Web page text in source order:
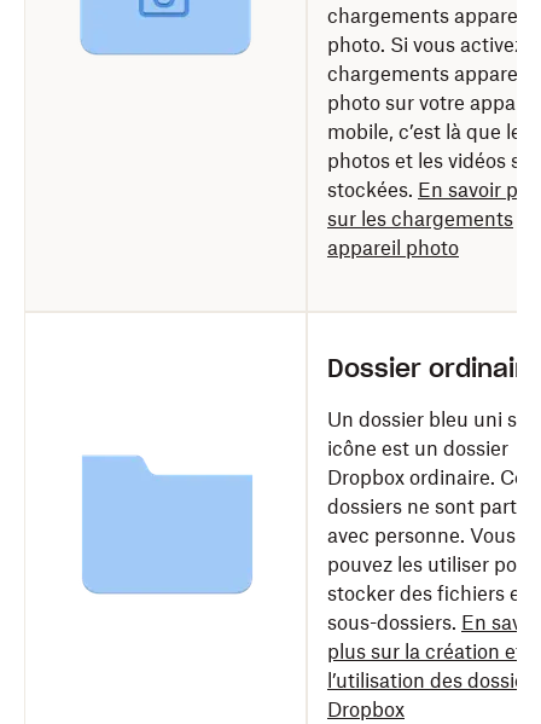
chargements appareil
photo. Si vous activez
chargements appareil
photo sur votre
mobile, c’est là que les
photos et les vidéos
stockées. En savoir
sur les chargements
appareil photo
Dossier ordinaire
Un dossier bleu uni
icône est un dossier
Dropbox ordinaire. Ces
dossiers ne sont
avec personne. Vous
pouvez les utiliser pour
stocker des fichiers et
sous-dossiers. En
plus sur la création et
l’utilisation des dossiers
Dropbox